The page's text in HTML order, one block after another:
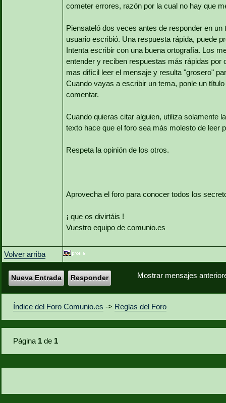
cometer errores, razón por la cual no hay que
Piensateló dos veces antes de responder en
usuario escribió. Una respuesta rápida, puede
Intenta escribir con una buena ortografía. Los
entender y reciben respuestas más rápidas
mas difícil leer el mensaje y resulta "grosero"
Cuando vayas a escribir un tema, ponle un
comentar.
Cuando quieras citar alguien, utiliza solamente
texto hace que el foro sea más molesto de leer
Respeta la opinión de los otros.
Aprovecha el foro para conocer todos los
¡ que os divirtáis !
Vuestro equipo de comunio.es
Volver arriba
Mostrar mensajes
Nueva Entrada Responder
Índice del Foro Comunio.es -> Reglas del Foro
Página 1 de 1